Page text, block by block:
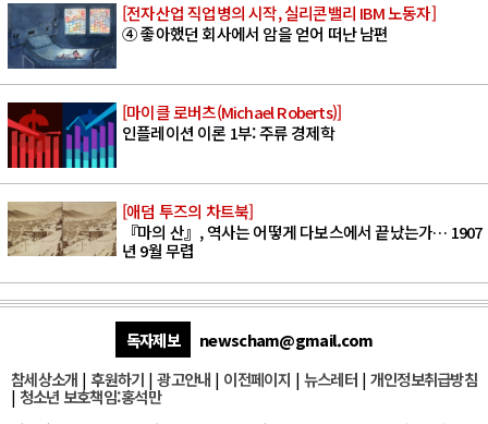
[전자산업 직업병의 시작, 실리콘밸리 IBM 노동자]
④ 좋아했던 회사에서 암을 얻어 떠난 남편
[마이클 로버츠(Michael Roberts)]
인플레이션 이론 1부: 주류 경제학
[애덤 투즈의 차트북]
『마의 산』, 역사는 어떻게 다보스에서 끝났는가… 1907
년 9월 무렵
독자제보
newscham@gmail.com
참세상소개 | 후원하기 |광고안내 | 이전페이지 | 뉴스레터| 개인정보취급방침
| 청소년 보호책임:홍석만